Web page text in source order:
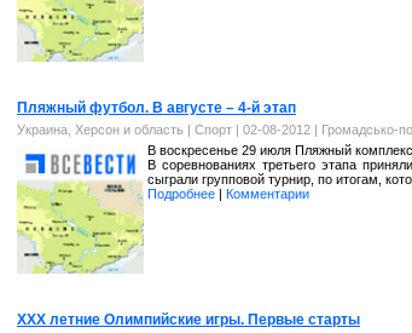
Пляжный футбол. В августе – 4-й этап
Украина, Херсон и область | Спорт | 02-08-2012 | Громадсько-
В воскресенье 29 июля Пляжный
В соревнованиях третьего этапа
сыграли групповой турнир, по итогам,
Подробнее | Комментарии
XXX летние Олимпийские игры. Первые старты